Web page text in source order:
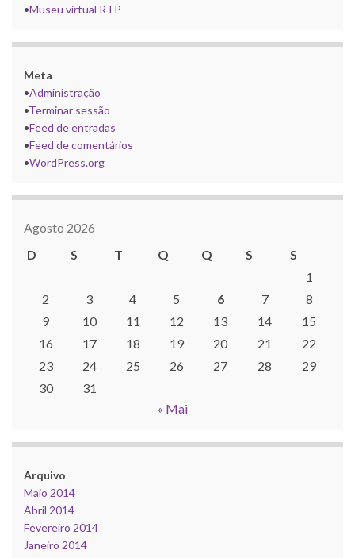
•Museu virtual RTP
Meta
•Administração
•Terminar sessão
•Feed de entradas
•Feed de comentários
•WordPress.org
Agosto 2026
D
S T Q Q S
S
1
2
3 4 5 6 7
8
9
10 11 12 13 14
15
16
17 18 19 20 21
22
23
24 25 26 27 28
29
30
31
« Mai
Arquivo
Maio 2014
Abril 2014
Fevereiro 2014
Janeiro 2014